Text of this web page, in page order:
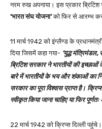
नरम रुख अपनाया। इस प्रकार
‘भारत संघ योजना’को फिर से आरम्भ
11 मार्च 1942 को इंग्लैण्ड के
दिया जिसमें कहा गया- ‘युद्ध मंत्रिमंडल,
ब्रिटिश सरकार ने भारतीयों की
बारे में भारतीयों के भय और शंकाओं का
सरकार का पूरा विश्वास प्राप्त है।
स्वीकृत किया जाना चाहिए या फिर
22 मार्च 1942 को क्रिप्स दिल्ली पहुंचे।